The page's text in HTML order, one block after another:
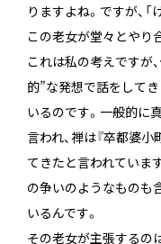
りますよね。ですが、
この老女が堂々とやり
これは私の考えですが
的”な発想で話をして
いるのです。一般的に
言われ、禅は『卒都婆
てきたと言われていま
の争いのようなものも
いるんです。
その老女が主張するの